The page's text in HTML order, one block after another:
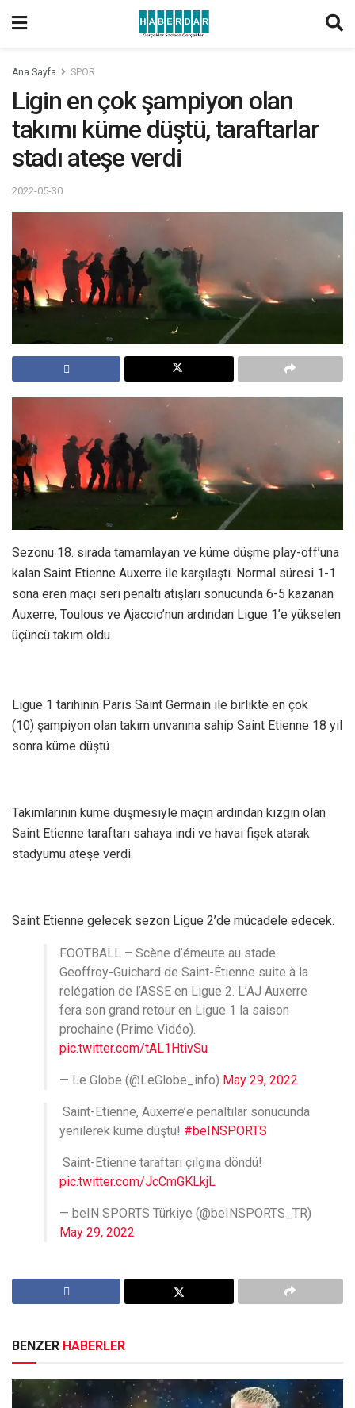
Ana Sayfa SPOR
Ligin en çok şampiyon olan
takımı küme düştü, taraftarlar
stadı ateşe verdi
2022-05-30
Sezonu 18. sırada tamamlayan ve küme düşme play-off’una
kalan Saint Etienne Auxerre ile karşılaştı. Normal süresi 1-1
sona eren maçı seri penaltı atışları sonucunda 6-5 kazanan
Auxerre, Toulous ve Ajaccio’nun ardından Ligue 1’e yükselen
üçüncü takım oldu.
Ligue 1 tarihinin Paris Saint Germain ile birlikte en çok
(10) şampiyon olan takım unvanına sahip Saint Etienne 18 yıl
sonra küme düştü.
Takımlarının küme düşmesiyle maçın ardından kızgın olan
Saint Etienne taraftarı sahaya indi ve havai fişek atarak
stadyumu ateşe verdi.
Saint Etienne gelecek sezon Ligue 2’de mücadele edecek.
FOOTBALL – Scène d’émeute au stade
Geoffroy-Guichard de Saint-Étienne suite à la
relégation de l’ASSE en Ligue 2. L’AJ Auxerre
fera son grand retour en Ligue 1 la saison
prochaine (Prime Vidéo).
pic.twitter.com/tAL1HtivSu
— Le Globe (@LeGlobe_info) May 29, 2022
Saint-Etienne, Auxerre’e penaltılar sonucunda
yenilerek küme düştü! #beINSPORTS
Saint-Etienne taraftarı çılgına döndü!
pic.twitter.com/JcCmGKLkjL
— beIN SPORTS Türkiye (@beINSPORTS_TR)
May 29, 2022
BENZER HABERLER